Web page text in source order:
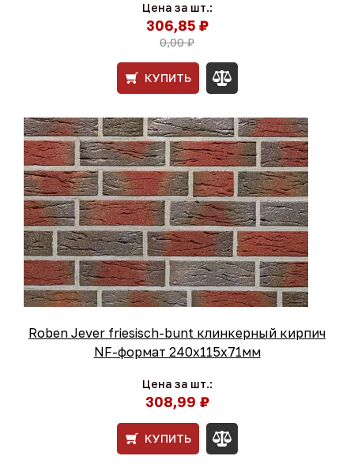
Цена за шт.:
306,85 ₽
0,00 ₽
КУПИТЬ
Roben Jever friesisch-bunt клинкерный кирпич
NF-формат 240x115x71мм
Цена за шт.:
308,99 ₽
КУПИТЬ